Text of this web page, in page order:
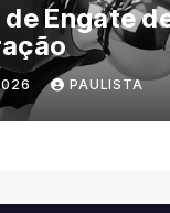
Engate
PAULISTA